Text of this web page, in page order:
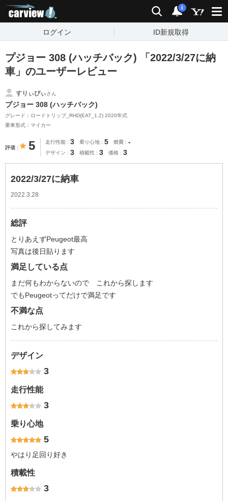
検索 通知
i
ログイン ID新規取得
プジョー 308 (ハッチバック) 「2022/3/27に納
車」のユーザーレビュー
すりぃぴぃさん
プジョー 308 (ハッチバック)
グレード：ロードトリップ_RHD(EAT_1.2) 2020年式
乗車形式：マイカー
評価 5 走行性能 3 乗り心地 5 燃費 -
デザイン 3 積載性 3 価格 3
2022/3/27に納車
2022.3.28
総評
とりあえずPeugeot最高
写真は後日貼ります
満足している点
まだ何もわからないので これから探します
でもPeugeotってだけで満足です
不満な点
これから探してみます
デザイン
3
走行性能
3
乗り心地
5
やはり足回り好き
積載性
3